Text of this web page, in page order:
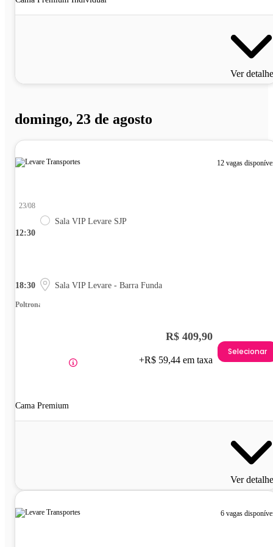
Ver
domingo, 23 de agosto
12 vagas
12:30
23/08
Sala VIP Levare SJP
18:30 Sala VIP Levare - Barra Funda
Poltrona
Cama Premium
R$ 409,90
+R$ 59,44 em taxa
Selecionar
Ver
6 vagas